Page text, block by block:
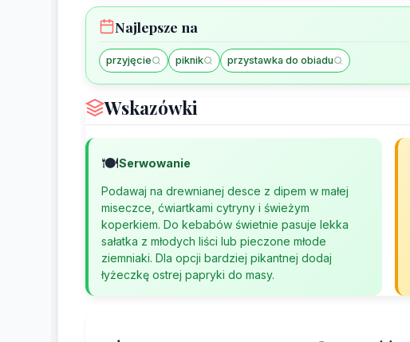
Najlepsze na
przyjęcie piknik przystawka do obiadu
Wskazówki
🍽️Serwowanie
Podawaj na drewnianej desce z dipem w małej
miseczce, ćwiartkami cytryny i świeżym
koperkiem. Do kebabów świetnie pasuje lekka
sałatka z młodych liści lub pieczone młode
ziemniaki. Dla opcji bardziej pikantnej dodaj
łyżeczkę ostrej papryki do masy.